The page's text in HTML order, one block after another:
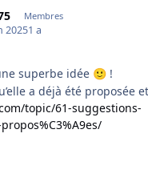
Membres
20251 a
superbe idée 🙂 !
a déjà été proposée
topic/61-suggestions-